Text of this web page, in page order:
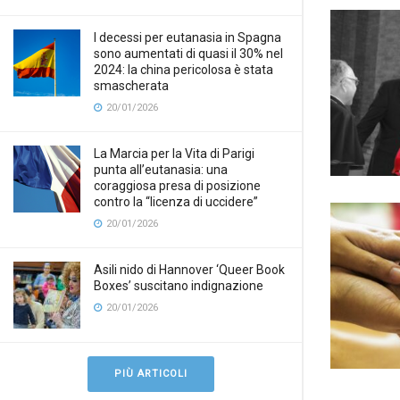
I decessi per eutanasia in Spagna
sono aumentati di quasi il 30% nel
2024: la china pericolosa è stata
smascherata
20/01/2026
La Marcia per la Vita di Parigi
punta all’eutanasia: una
coraggiosa presa di posizione
contro la “licenza di uccidere”
20/01/2026
Asili nido di Hannover ‘Queer Book
Boxes’ suscitano indignazione
20/01/2026
PIÙ ARTICOLI